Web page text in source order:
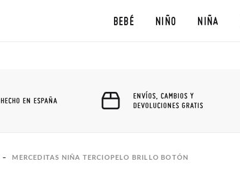
BEBÉ NIÑO NIÑA
HECHO EN ESPAÑA
ENVÍOS, CAMBIOS Y
DEVOLUCIONES GRATIS
MERCEDITAS NIÑA TERCIOPELO BRILLO BOTÓN